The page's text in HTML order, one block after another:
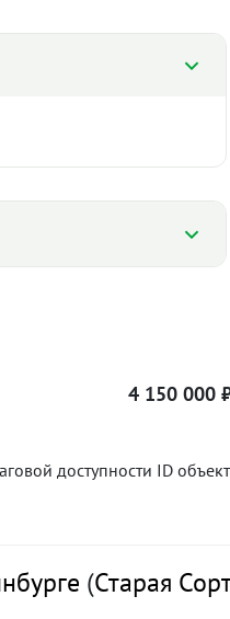
%
109 636 ₽/м²
II пол. 2025
3 900 000
4 150 000
доступности ID
(Старая